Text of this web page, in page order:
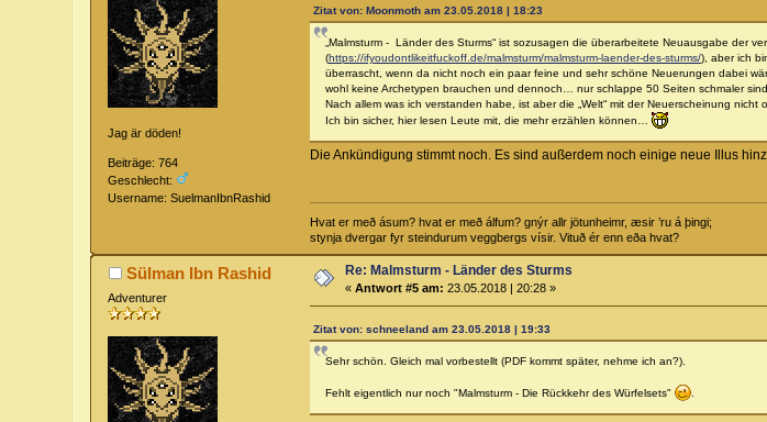
Jag är döden!
Beiträge: 764
Geschlecht:
Username: SuelmanIbnRashid
Zitat von: Moonmoth am 23.05.2018 | 18:23
„Malmsturm - Länder des Sturms“ ist sozusagen die überarbeitete Neuausgabe der
(https://ifyoudontlikeitfuckoff.de/malmsturm/malmsturm-laender-des-sturms/), aber ich
überrascht, wenn da nicht noch ein paar feine und sehr schöne Neuerungen dabei
wohl keine Archetypen brauchen und dennoch… nur schlappe 50 Seiten schmaler
Nach allem was ich verstanden habe, ist aber die „Welt“ mit der Neuerscheinung nicht
Ich bin sicher, hier lesen Leute mit, die mehr erzählen können…
Die Ankündigung stimmt noch. Es sind außerdem noch einige neue Illus
Hvat er með ásum? hvat er með álfum? gnýr allr jötunheimr, æsir ’ru á þingi;
stynja dvergar fyr steindurum veggbergs vísir. Vituð ér enn eða hvat?
Sülman Ibn Rashid
Adventurer
Re: Malmsturm - Länder des Sturms
«Antwort #5 am: 23.05.2018 | 20:28 »
Zitat von: schneeland am 23.05.2018 | 19:33
Sehr schön. Gleich mal vorbestellt (PDF kommt später, nehme ich an?).
Fehlt eigentlich nur noch "Malmsturm - Die Rückkehr des Würfelsets" .